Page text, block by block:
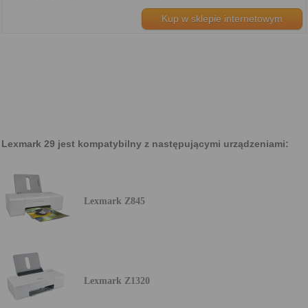
Kup w sklepie internetowym
Lexmark 29 jest kompatybilny z następującymi urządzeniami:
Lexmark Z845
Lexmark Z1320